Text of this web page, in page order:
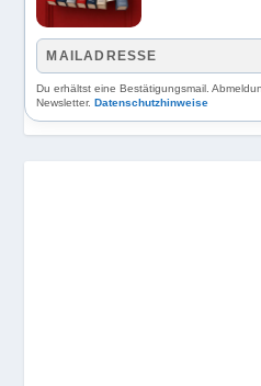
Du erhältst eine Bestätigungsmail.
Newsletter.Datenschutzhinweise